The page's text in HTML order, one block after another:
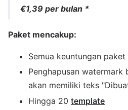
€1,39 per bulan *
Paket mencakup:
Semua keuntungan paket
Penghapusan
akan memiliki teks
Hingga 20 template